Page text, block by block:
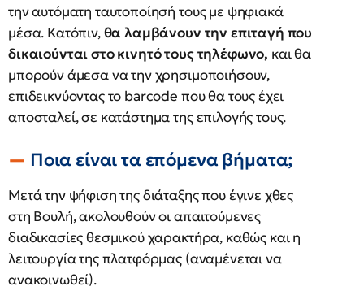
την αυτόματη ταυτοποίησή τους με ψηφιακά
μέσα. Κατόπιν,θα λαμβάνουν την επιταγή που
δικαιούνται στο κινητό τους τηλέφωνο, και θα
μπορούν άμεσα να την χρησιμοποιήσουν,
επιδεικνύοντας το barcode που θα τους έχει
αποσταλεί, σε κατάστημα της επιλογής τους.
Ποια είναι τα επόμενα βήματα;
Μετά την ψήφιση της διάταξης που έγινε χθες
στη Βουλή, ακολουθούν οι απαιτούμενες
διαδικασίες θεσμικού χαρακτήρα, καθώς και η
λειτουργία της πλατφόρμας (αναμένεται να
ανακοινωθεί).